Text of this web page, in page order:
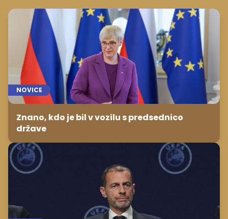
NOVICE
Znano, kdo je bil v vozilu s predsednico
države